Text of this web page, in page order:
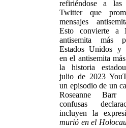
refiriéndose a las
Twitter que
mensajes
Esto convierte a
antisemita más
Estados Unidos y
en el antisemita
la historia
julio de 2023
un episodio de un
Roseanne Barr
confusas
incluyen la
murió en el